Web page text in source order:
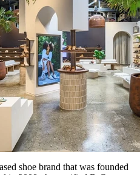
shoe brand that was founded